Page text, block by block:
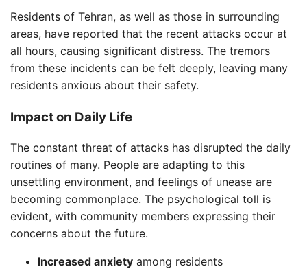
Residents of Tehran, as well as those in surrounding
areas, have reported that the recent attacks occur at
all hours, causing significant distress. The tremors
from these incidents can be felt deeply, leaving many
residents anxious about their safety.
Impact on Daily Life
The constant threat of attacks has disrupted the daily
routines of many. People are adapting to this
unsettling environment, and feelings of unease are
becoming commonplace. The psychological toll is
evident, with community members expressing their
concerns about the future.
Increased anxiety among residents